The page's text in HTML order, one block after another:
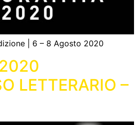
| 6 – 8 Agosto 2020
LETTERARIO –